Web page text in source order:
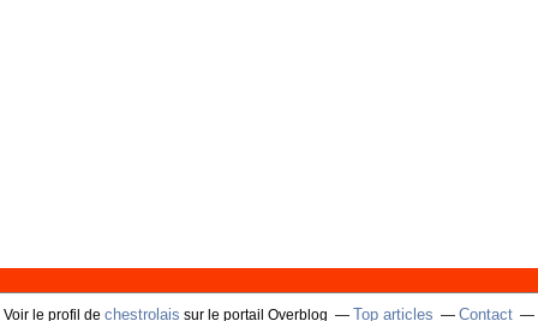
Voir le profil de chestrolais sur le portail Overblog Top articles Contact